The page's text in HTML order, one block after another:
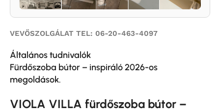
VEVŐSZOLGÁLAT TEL: 06-20-463-4097
Általános tudnivalók
Fürdőszoba bútor – inspiráló 2026-os
megoldások.
VIOLA VILLA fürdőszoba bútor –